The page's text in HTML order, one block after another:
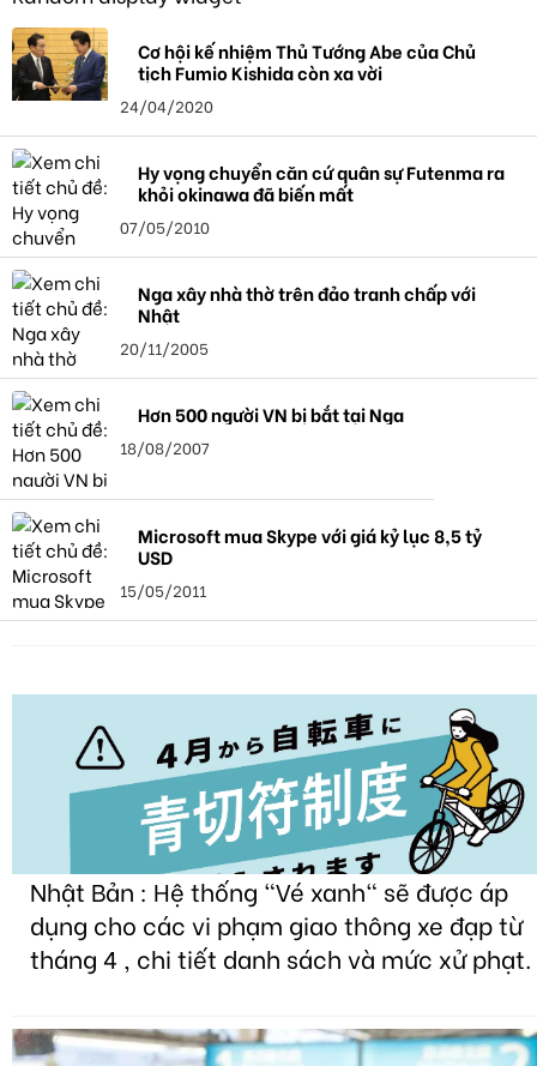
Cơ hội kế nhiệm Thủ Tướng Abe của Chủ
tịch Fumio Kishida còn xa vời
24/04/2020
Hy vọng chuyển căn cứ quân sự Futenma ra
khỏi okinawa đã biến mất
07/05/2010
Nga xây nhà thờ trên đảo tranh chấp với
Nhật
20/11/2005
Hơn 500 người VN bị bắt tại Nga
18/08/2007
Microsoft mua Skype với giá kỷ lục 8,5 tỷ
USD
15/05/2011
Nhật Bản : Hệ thống "Vé xanh" sẽ được áp
dụng cho các vi phạm giao thông xe đạp từ
tháng 4 , chi tiết danh sách và mức xử phạt.